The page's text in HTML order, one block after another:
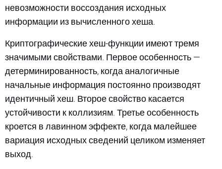
невозможности воссоздания исходных
информации из вычисленного хеша.
Криптографические хеш-функции имеют тремя
значимыми свойствами. Первое особенность —
детерминированность, когда аналогичные
начальные информация постоянно производят
идентичный хеш. Второе свойство касается
устойчивости к коллизиям. Третье особенность
кроется в лавинном эффекте, когда малейшее
вариация исходных сведений целиком изменяет
выход.